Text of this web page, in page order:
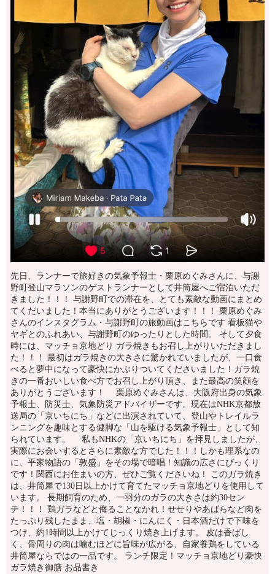
先日、ランナーで旅好きの気象予報士・栗原めぐみさんに、与謝
野町登山マラソンのゲストランナーとして井筒屋へご宿泊いただ
きました！！！ 与謝野町での滞在を、とても素敵な動画にまとめ
てくだいました！本当にありがとうございます！！！ 栗原めぐみ
さんのインスタグラム・与謝野町の旅動画はこちらです 看板猫や
ヤギとのふれあい、与謝野町のゆったりとした時間。 そして夕食
時には、マッチョ京地どり ガラ焼きもお召し上がりいただきまし
た！！！ 最初はガラ焼きの大きさに驚かれていましたが、一口食
べると夢中になって豪快にかぶりついてくださいました！ガラ焼
きの一番おいしい食べ方でお召し上がり頂き、また最高の笑顔を
ありがとうございます！ 栗原めぐみさんは、大阪府出身の気象
予報士、防災士、気象防災アドバイザーです。現在はNHK京都放
送局の「京いちにち」などに出演されていて、登山やトレイルラ
ンニングを趣味とする健脚な「山を駆ける気象予報士」として知
られています。 私もNHKの「京いちにち」を拝見しましたが、
実際にお会いするとさらに素敵な方でした！！！しかも理系なの
に、平家物語の「敦盛」をその場で暗唱！知識の広さにびっくり
です！関西にお住まいの方、ぜひご覧くださいね！ このガラ焼き
は、井筒屋で130日以上かけて育てたマッチョ京地どりを使用して
います。 長期飼育のため、一羽分のガラの大きさは約30セン
チ！！！ 鶏ガラなどと侮ることなかれ！せせりやあばらなど肉を
たっぷり残したまま、塩・胡椒・にんにく・日本酒だけで下味を
つけ、約1時間以上かけてじっくり焼き上げます。 皮は香ばし
く、骨周りの肉は噛むほどに旨味が広がる、自家養鶏をしている
井筒屋ならではの一品です。 ランチ限定！マッチョ京地どり豪快
ガラ焼き御膳 お品書き